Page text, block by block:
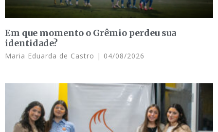
Em que momento o Grêmio perdeu sua
identidade?
Maria Eduarda de Castro 04/08/2026